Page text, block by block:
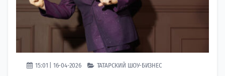
15:01 | 16-04-2026 ТАТАРСКИЙ ШОУ-БИЗНЕС